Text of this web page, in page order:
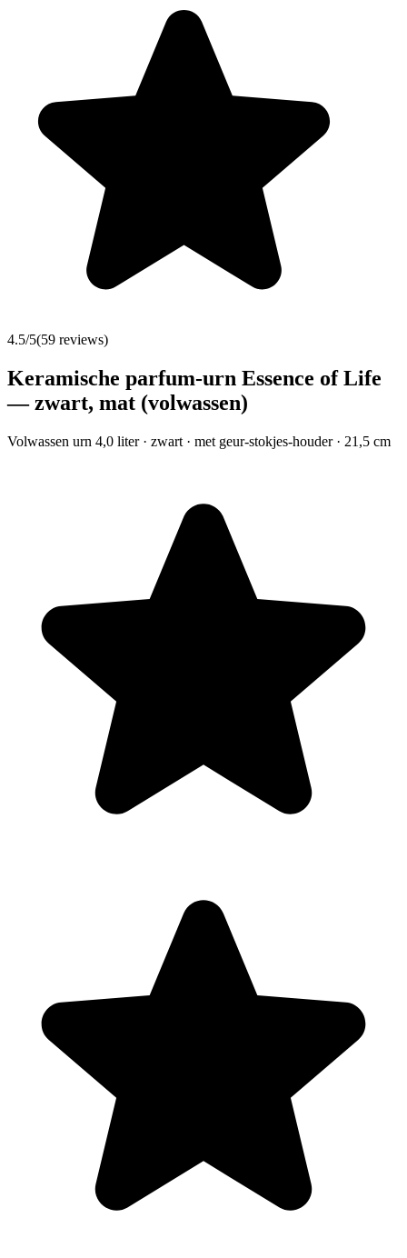
4.5/5(59 reviews)
Keramische parfum-urn Essence of Life
— zwart, mat (volwassen)
Volwassen urn 4,0 liter · zwart · met geur-stokjes-houder · 21,5 cm